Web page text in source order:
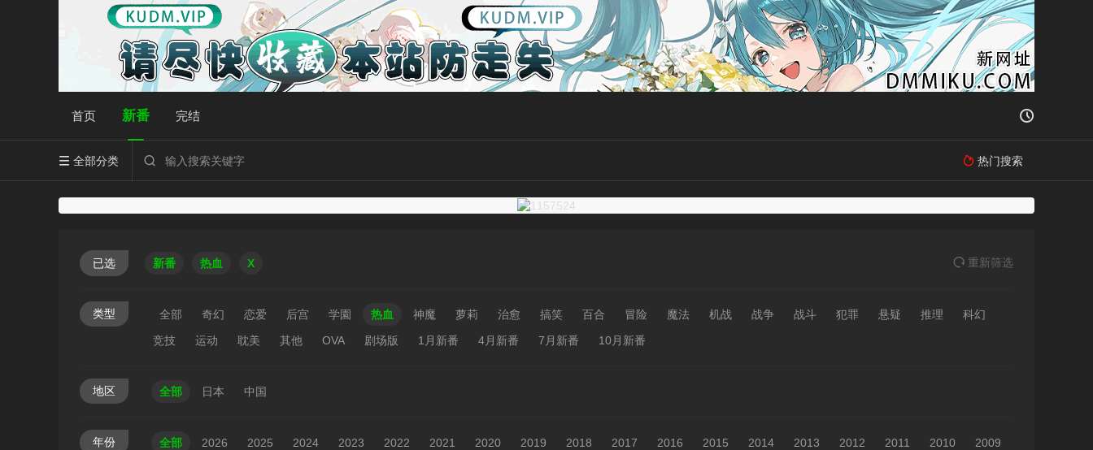
首页 新番 完结 
 全部分类   热门搜索
已选 新番 热血 X  重新筛选
类型 全部 奇幻 恋爱 后宫 学園 热血 神魔 萝莉 治愈 搞笑 百合 冒险 魔法 机战 战争 战斗 犯罪 悬疑 推理
科幻
竞技
运动 耽美 其他 OVA 剧场版 1月新番 4月新番 7月新番 10月新番
地区 全部 日本 中国
年份 全部 2026 2025 2024 2023 2022 2021 2020 2019 2018 2017 2016 2015 2014 2013 2012 2011 2010
2009